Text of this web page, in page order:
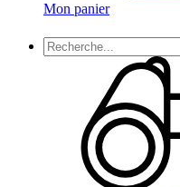
Mon panier